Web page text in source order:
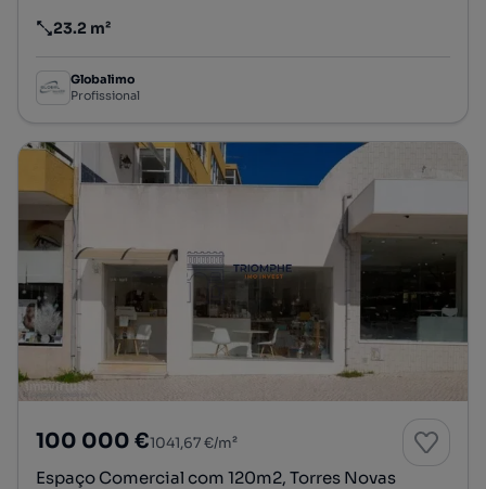
Preço por metro quadrado
23.2 m²
Globalimo
Profissional
100 000 €1041,67 €/m²
Espaço Comercial com 120m2, Torres Novas